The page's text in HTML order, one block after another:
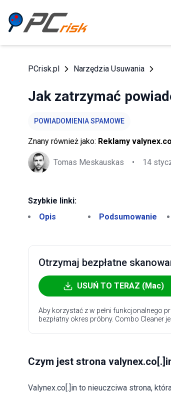
PCrisk.pl Narzędzia Usuwania
Jak zatrzymać
POWIADOMIENIA SPAMOWE
Znany również jako: Reklamy
Tomas Meskauskas • 14
Szybkie linki:
Opis
Podsumowanie
Otrzymaj bezpłatne
USUŃ TO TERAZ (Mac)
Aby korzystać z w pełni funkcjonalnego
bezpłatny okres próbny. Combo Cleaner
Czym jest strona
Valynex.co[.]in to nieuczciwa strona,